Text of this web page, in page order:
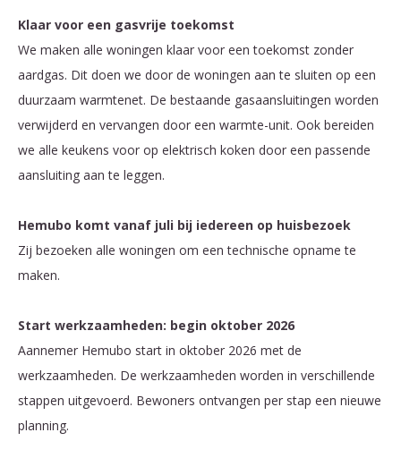
Klaar voor een gasvrije toekomst
We maken alle woningen klaar voor een toekomst zonder
aardgas. Dit doen we door de woningen aan te sluiten op een
duurzaam warmtenet. De bestaande gasaansluitingen worden
verwijderd en vervangen door een warmte-unit. Ook bereiden
we alle keukens voor op elektrisch koken door een passende
aansluiting aan te leggen.
Hemubo komt vanaf juli bij iedereen op huisbezoek
Zij bezoeken alle woningen om een technische opname te
maken.
Start werkzaamheden: begin oktober 2026
Aannemer Hemubo start in oktober 2026 met de
werkzaamheden. De werkzaamheden worden in verschillende
stappen uitgevoerd. Bewoners ontvangen per stap een nieuwe
planning.